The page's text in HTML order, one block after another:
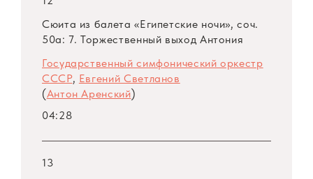
Сюита из балета «Египетские ночи», соч.
50а: 7. Торжественный выход Антония
Государственный симфонический оркестр
СССР, Евгений Светланов
(Антон Аренский)
04:28
13